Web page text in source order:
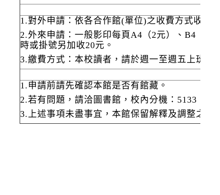
1.對外申請：依各合作館(單位)之收費方式收費
2.外來申請：一般影印每頁A4（2元）、B4（2
時或掛號另加收20元 。
3.繳費方式：本校讀者，請於週一至週五上班
1.申請前請先確認本館是否有館藏。
2.若有問題，請洽圖書館，校內分機：5133
3.上述事項未盡事宜，本館保留解釋及調整之權